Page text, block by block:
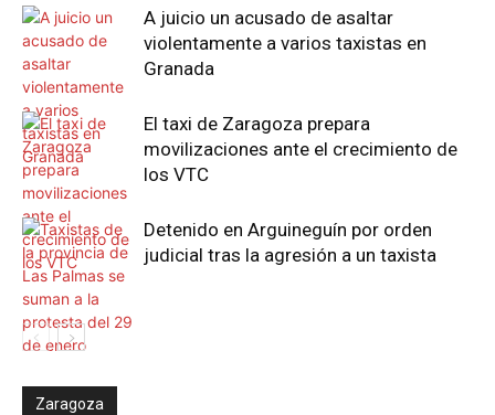
A juicio un acusado de asaltar
violentamente a varios taxistas en
Granada
El taxi de Zaragoza prepara
movilizaciones ante el crecimiento de
los VTC
Detenido en Arguineguín por orden
judicial tras la agresión a un taxista
Zaragoza